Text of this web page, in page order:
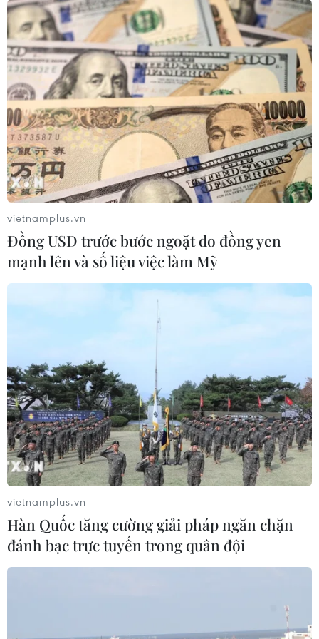
Khẩn trường khám nghiệm hiện trường, điều tra
nguyên nhân vụ cháy chợ Biên Hòa
06/08/2026 04:37
Bất chấp nắng nóng kỷ lục, du khách châu Á vẫn
đổ sang châu Âu
05/08/2026 23:27
vietnamplus.vn
Đồng USD trước bước ngoặt do đồng yen
mạnh lên và số liệu việc làm Mỹ
vietnamplus.vn
Hàn Quốc tăng cường giải pháp ngăn chặn
đánh bạc trực tuyến trong quân đội